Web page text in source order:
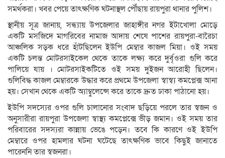
সমর্থকরা। খবর পেয়ে তাৎক্ষণিক ঘটনাস্থল পৌঁছায় রায়পুরা থানার পুলিশ।
স্থানীয় সূত্র জানায়, সন্ধ্যায় উপজেলার জাহাঙ্গীর নগর ইটাখোলা মোড়ে
একটি মসজিদে মাগরিবের নামাজ আদায় শেষে পাশের রায়পুরা-বারৈচা
আঞ্চলিক সড়ক ধরে হাঁটছিলেন ইউপি মেম্বার কাজল মিয়া। ওই সময়
একটি চলন্ত মোটরসাইকেল থেকে তাকে লক্ষ্য করে দুর্বৃওরা গুলি করে
পালিয়ে যায় । মোটরসাইকটিতে ওই সময় দুইজন আরোহী ছিলেন।
গুলিবিদ্ধ কাজল মেম্বারকে উদ্ধার করে প্রথমে উপজেলা স্বাস্ব্য কমপ্লেক্স আনা
হয়। সেখান থেকে একটি অ্যাম্বুলেন্সে করে তাকে দ্রুত ঢাকা পাঠানো হয়।
ইউপি সদস্যের ওপর গুলি চালানোর সংবাদ ছড়িয়ে পরলে তার স্বজন ও
অনুসারীরা রায়পুরা উপজেলা স্বাস্থ্য কমপ্লেক্সে ভীড় জমান। ওই সময় তার
পরিবারের সদস্যরা কান্নায় ভেঙে পড়েন। তবে কি কারণে ওই ইউপি
মেম্বারে ওপর হামলার ঘটনা ঘটেছে তাৎক্ষণিক ভাবে কিছুই জানাতে
পারেননি তার স্বজনরা।